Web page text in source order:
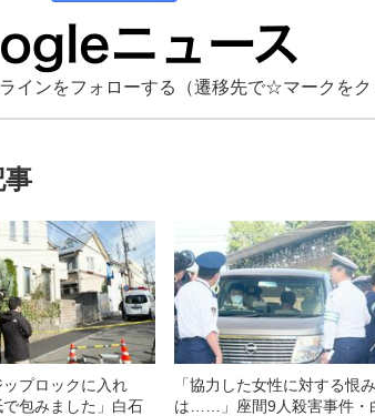
インをフォローする
（遷移先で☆マークをク
事
ップロックに入れ
包みました」白石
「協力した女性に対する恨み
は……」座間9人殺害事件・